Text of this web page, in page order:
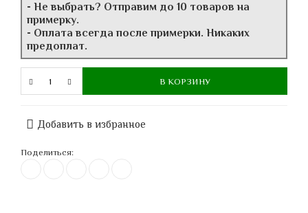
- Не выбрать? Отправим до 10 товаров на
примерку.
- Оплата всегда после примерки. Никаких
предоплат.
В КОРЗИНУ
Добавить в избранное
Поделиться: